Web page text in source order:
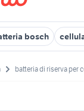
bosch
batteria di riserva per